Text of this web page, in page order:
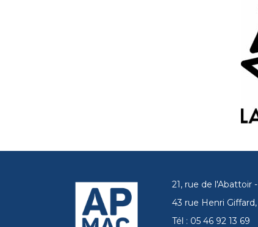
21, rue de l'Abattoir
43 rue Henri
Tél : 05 46 92 13 69